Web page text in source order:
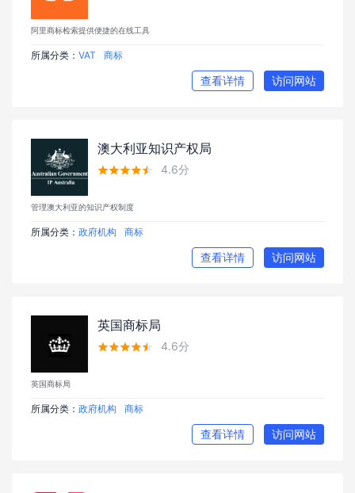
阿里商标检索提供便捷的在线工具
所属分类： VAT 商标
查看详情 访问网站
澳大利亚知识产权局
 4.6分
管理澳大利亚的知识产权制度
所属分类： 政府机构 商标
查看详情 访问网站
英国商标局
 4.6分
英国商标局
所属分类： 政府机构 商标
查看详情 访问网站